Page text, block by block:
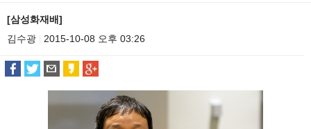
[삼성화재배]
김수광
2015-10-08 오후 03:26